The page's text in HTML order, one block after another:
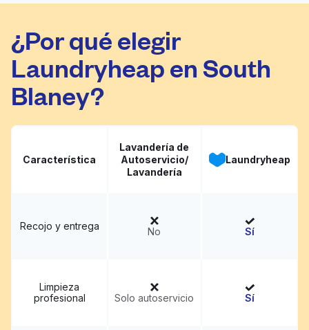
¿Por qué elegir
Laundryheap en South
Blaney?
Característica
Lavandería de
Autoservicio/
Lavandería
Laundryheap
Recojo y entrega No Sí
Limpieza
profesional
Solo autoservicio Sí